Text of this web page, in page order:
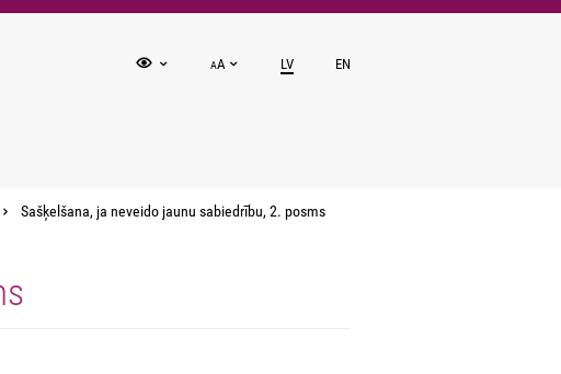
AA LV EN
Sašķelšana, ja neveido jaunu sabiedrību, 2. posms